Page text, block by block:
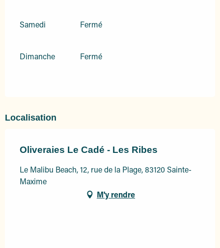
Samedi Fermé
Dimanche Fermé
Localisation
Oliveraies Le Cadé - Les Ribes
Le Malibu Beach, 12, rue de la Plage, 83120 Sainte-
Maxime
M'y rendre